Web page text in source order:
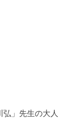
」先生の大人